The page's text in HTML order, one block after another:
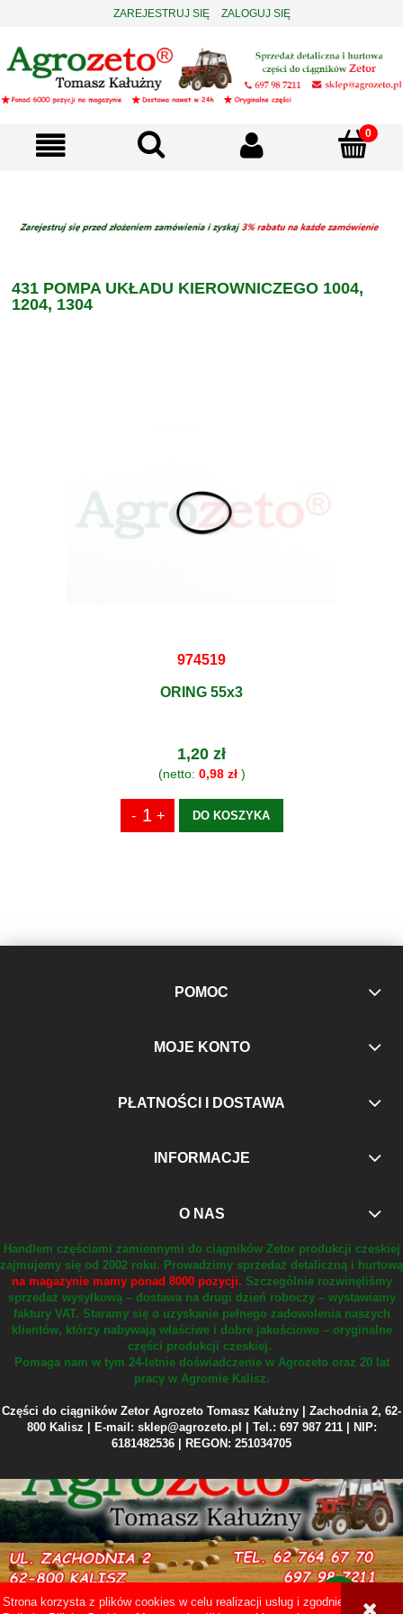
Strona korzysta z plików cookies w celu realizacji usług i zgodnie z
ZAREJESTRUJ SIĘ ZALOGUJ SIĘ
431 POMPA UKŁADU KIEROWNICZEGO 1004,
1204, 1304
974519
ORING 55x3
1,20 zł
(netto: 0,98 zł)
DO KOSZYKA
POMOC
MOJE KONTO
PŁATNOŚCI I DOSTAWA
INFORMACJE
O NAS
Handlem częściami zamiennymi do ciągników Zetor produkcji czeskiej
zajmujemy się od 2002 roku. Prowadzimy sprzedaż detaliczną i hurtową
na magazynie mamy ponad 8000 pozycji. Szczególnie rozwinęliśmy
sprzedaż wysyłkową – dostawa na drugi dzień roboczy – wystawiamy
faktury VAT. Staramy się o uzyskanie pełnego zadowolenia naszych
klientów, którzy nabywają właściwe i dobre jakościowo – oryginalne
części produkcji czeskiej.
Pomaga nam w tym 24-letnie doświadczenie w Agrozeto oraz 20 lat
pracy w Agromie Kalisz.
Części do ciągników Zetor Agrozeto Tomasz Kałużny | Zachodnia 2, 62-
800 Kalisz | E-mail: sklep@agrozeto.pl | Tel.: 697 987 211 | NIP:
6181482536 | REGON: 251034705
Sklep internetowy Shoper Premium